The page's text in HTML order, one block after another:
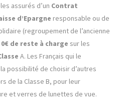
assurés d’un Contrat
d’Epargne responsable ou de
(regroupement de l’ancienne
0€ de reste à charge sur les
A. Les Français qui le
possibilité de choisir d’autres
de la Classe B, pour leur
et verres de lunettes de vue.